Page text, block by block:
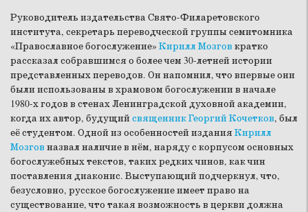
Руководитель издательства Свято-Филаретовского
института, секретарь переводческой группы семитомника
«Православное богослужение» Кирилл Мозгов кратко
рассказал собравшимся о более чем 30-летней истории
представленных переводов. Он напомнил, что впервые они
были использованы в храмовом богослужении в начале
1980-х годов в стенах Ленинградской духовной академии,
когда их автор, будущийсвященник Георгий Кочетков, был
её студентом. Одной из особенностей изданияКирилл
Мозгов назвал наличие в нём, наряду с корпусом основных
богослужебных текстов, таких редких чинов, как чин
поставления диаконис. Выступающий подчеркнул, что,
безусловно, русское богослужение имеет право на
существование, что такая возможность в церкви должна